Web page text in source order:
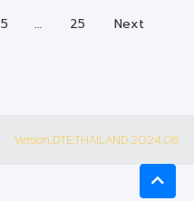
5 … 25 Next
Version.DTE.THAILAND 2024.08